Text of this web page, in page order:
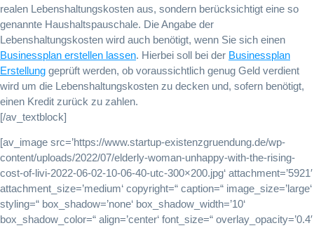
realen Lebenshaltungskosten aus, sondern berücksichtigt eine so
genannte Haushaltspauschale. Die Angabe der
Lebenshaltungskosten wird auch benötigt, wenn Sie sich einen
Businessplan erstellen lassen. Hierbei soll bei der Businessplan
Erstellung geprüft werden, ob voraussichtlich genug Geld verdient
wird um die Lebenshaltungskosten zu decken und, sofern benötigt,
einen Kredit zurück zu zahlen.
[/av_textblock]
[av_image src=’https://www.startup-existenzgruendung.de/wp-
content/uploads/2022/07/elderly-woman-unhappy-with-the-rising-
cost-of-livi-2022-06-02-10-06-40-utc-300×200.jpg‘ attachment=’5921′
attachment_size=’medium‘ copyright=“ caption=“ image_size=’large‘
styling=“ box_shadow=’none‘ box_shadow_width=’10‘
box_shadow_color=“ align=’center‘ font_size=“ overlay_opacity=’0.4′